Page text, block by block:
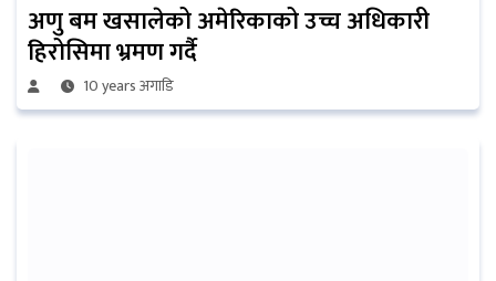
अणु बम खसालेको अमेरिकाको उच्च अधिकारी
हिरोसिमा भ्रमण गर्दै
10 years अगाडि